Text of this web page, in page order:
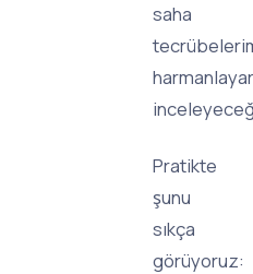
saha
Pratikte
şunu
sıkça
görüyoruz: